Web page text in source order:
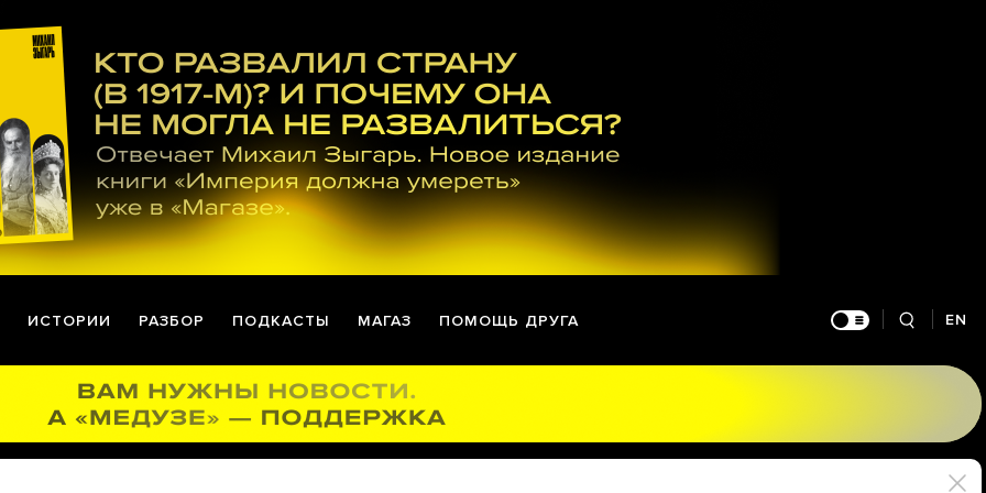
ИСТОРИИ РАЗБОР ПОДКАСТЫ МАГАЗ ПОМОЩЬ ДРУГА EN